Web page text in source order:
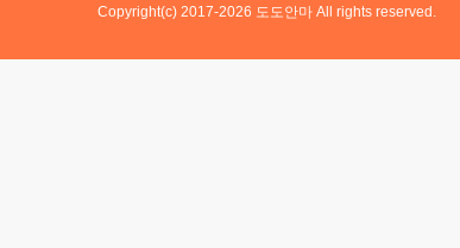
Copyright(c) 2017-2026 도도안마 All rights reserved.